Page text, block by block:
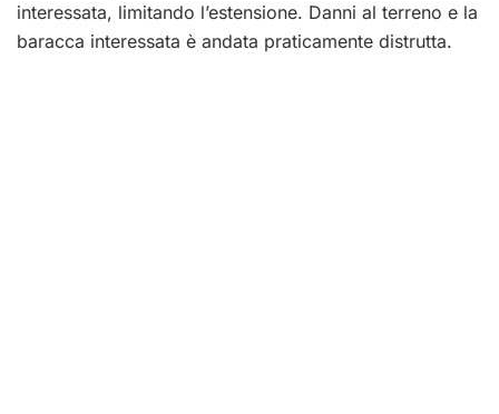
interessata, limitando l’estensione. Danni al terreno e la
baracca interessata è andata praticamente distrutta.